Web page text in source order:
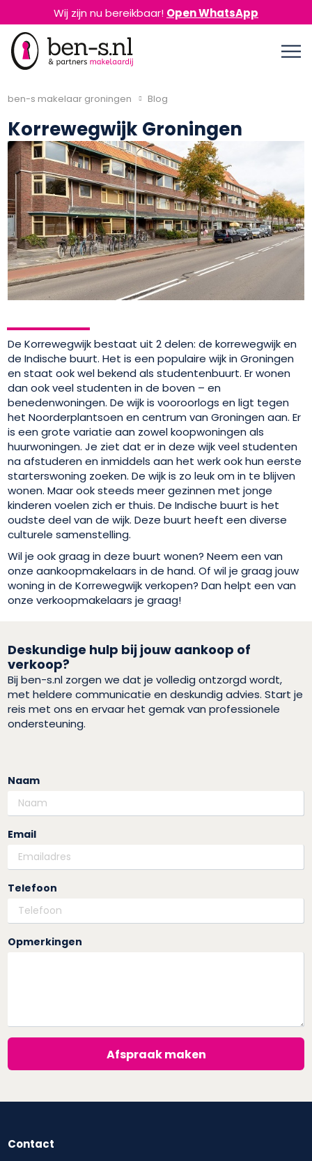
Wij zijn nu bereikbaar! Open WhatsApp
ben-s makelaar groningen Blog
Korrewegwijk Groningen
De Korrewegwijk bestaat uit 2 delen: de korrewegwijk en
de Indische buurt. Het is een populaire wijk in Groningen
en staat ook wel bekend als studentenbuurt. Er wonen
dan ook veel studenten in de boven – en
benedenwoningen. De wijk is vooroorlogs en ligt tegen
het Noorderplantsoen en centrum van Groningen aan. Er
is een grote variatie aan zowel koopwoningen als
huurwoningen. Je ziet dat er in deze wijk veel studenten
na afstuderen en inmiddels aan het werk ook hun eerste
starterswoning zoeken. De wijk is zo leuk om in te blijven
wonen. Maar ook steeds meer gezinnen met jonge
kinderen voelen zich er thuis. De Indische buurt is het
oudste deel van de wijk. Deze buurt heeft een diverse
culturele samenstelling.
Wil je ook graag in deze buurt wonen? Neem een van
onze aankoopmakelaars in de hand. Of wil je graag jouw
woning in de Korrewegwijk verkopen? Dan helpt een van
onze verkoopmakelaars je graag!
Deskundige hulp bij jouw aankoop of
verkoop?
Bij ben-s.nl zorgen we dat je volledig ontzorgd wordt,
met heldere communicatie en deskundig advies. Start je
reis met ons en ervaar het gemak van professionele
ondersteuning.
Naam
Email
Telefoon
Opmerkingen
Afspraak maken
Contact